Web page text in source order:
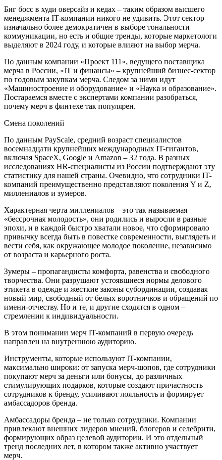
Биг босс в худи оверсайз и кедах – таким образом высшего
менеджмента IT-компании никого не удивить. Этот сектор
изначально более демократичен в выборе тональности
коммуникации, но есть и общие тренды, которые маркетологи
выделяют в 2024 году, и которые влияют на выбор мерча.
По данным компании «Проект 111», ведущего поставщика
мерча в России, «IT и финансы» – крупнейший бизнес-сектор
по годовым закупкам мерча. Следом за ними идут
«Машиностроение и оборудование» и «Наука и образование».
Постараемся вместе с экспертами компании разобраться,
почему мерч в финтехе так популярен.
Смена поколений
По данным PayScale, средний возраст специалистов
восемнадцати крупнейших международных IT-гигантов,
включая SpaceX, Google и Amazon – 32 года. В разных
исследованиях HR-специалисты из России подтверждают эту
статистику для нашей страны. Очевидно, что сотрудники IT-
компаний преимущественно представляют поколения Y и Z,
миллениалов и зумеров.
Характерная черта миллениалов – это так называемая
«бессрочная молодость», они родились и выросли в разные
эпохи, и в каждой быстро хватали новое, что сформировало
привычку всегда быть в повестке современности, выглядеть и
вести себя, как окружающее молодое поколение, независимо
от возраста и карьерного роста.
Зумеры – пропагандисты комфорта, равенства и свободного
творчества. Они разрушают устоявшиеся нормы делового
этикета в одежде и жесткие законы субординации, создавая
новый мир, свободный от белых воротничков и обращений по
имени-отчеству. Но и те, и другие сходятся в одном –
стремлении к индивидуальности.
В этом понимании мерч IT-компаний в первую очередь
направлен на внутреннюю аудиторию.
Инструменты, которые используют IT-компании,
максимально широки: от запуска мерч-шопов, где сотрудники
покупают мерч за деньги или бонусы, до различных
стимулирующих подарков, которые создают причастность
сотрудников к бренду, усиливают лояльность и формирует
амбассадоров бренда.
Амбассадоры бренда – не только сотрудники. Компании
привлекают внешних лидеров мнений, блогеров и селебрити,
формирующих образ целевой аудитории. И это отдельный
тренд последних лет, в котором также активно участвует
мерч.